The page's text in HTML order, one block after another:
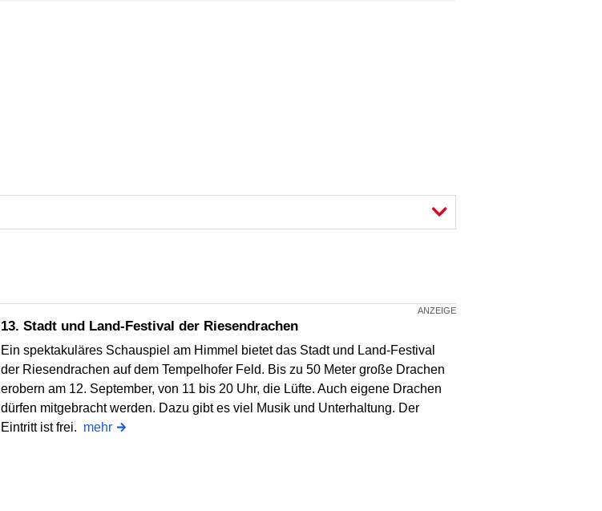
13. Stadt und Land-Festival der Riesendrachen
Ein spektakuläres Schauspiel am Himmel bietet das Stadt und Land-Festival
der Riesendrachen auf dem Tempelhofer Feld. Bis zu 50 Meter große Drachen
erobern am 12. September, von 11 bis 20 Uhr, die Lüfte. Auch eigene Drachen
dürfen mitgebracht werden. Dazu gibt es viel Musik und Unterhaltung. Der
Eintritt ist frei. mehr